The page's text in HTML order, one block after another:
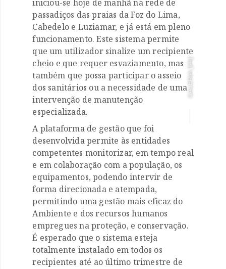
GALERIA [
1/4
iniciou-se hoje de manhã na rede de
passadiços das praias da Foz do Lima,
Cabedelo e Luziamar, e já está em pleno
funcionamento. Este sistema permite
que um utilizador sinalize um recipiente
cheio e que requer esvaziamento, mas
também que possa participar o asseio
dos sanitários ou a necessidade de uma
intervenção de manutenção
especializada.
A plataforma de gestão que foi
desenvolvida permite às entidades
competentes monitorizar, em tempo real
e em colaboração com a população, os
equipamentos, podendo intervir de
forma direcionada e atempada,
permitindo uma gestão mais eficaz do
Ambiente e dos recursos humanos
empregues na proteção, e conservação.
É esperado que o sistema esteja
totalmente instalado em todos os
recipientes até ao último trimestre de